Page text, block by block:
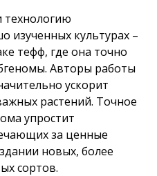
технологию
изученных культурах –
тефф, где она точно
Авторы работы
ускорит
растений. Точное
упростит
за ценные
новых, более
сортов.